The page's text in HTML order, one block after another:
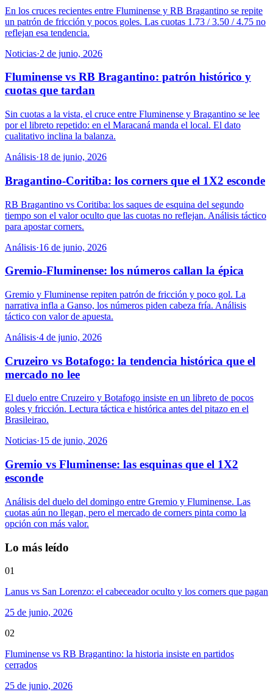
En los cruces recientes entre Fluminense y RB Bragantino se repite
un patrón de fricción y pocos goles. Las cuotas 1.73 / 3.50 / 4.75 no
reflejan esa tendencia.
Noticias·2 de junio, 2026
Fluminense vs RB Bragantino: patrón histórico y
cuotas que tardan
Sin cuotas a la vista, el cruce entre Fluminense y Bragantino se lee
por el libreto repetido: en el Maracaná manda el local. El dato
cualitativo inclina la balanza.
Análisis·18 de junio, 2026
Bragantino-Coritiba: los corners que el 1X2 esconde
RB Bragantino vs Coritiba: los saques de esquina del segundo
tiempo son el valor oculto que las cuotas no reflejan. Análisis táctico
para apostar corners.
Análisis·16 de junio, 2026
Gremio-Fluminense: los números callan la épica
Gremio y Fluminense repiten patrón de fricción y poco gol. La
narrativa infla a Ganso, los números piden cabeza fría. Análisis
táctico con valor de apuesta.
Análisis·4 de junio, 2026
Cruzeiro vs Botafogo: la tendencia histórica que el
mercado no lee
El duelo entre Cruzeiro y Botafogo insiste en un libreto de pocos
goles y fricción. Lectura táctica e histórica antes del pitazo en el
Brasileirao.
Noticias·15 de junio, 2026
Gremio vs Fluminense: las esquinas que el 1X2
esconde
Análisis del duelo del domingo entre Gremio y Fluminense. Las
cuotas aún no llegan, pero el mercado de corners pinta como la
opción con más valor.
Lo más leído
01
Lanus vs San Lorenzo: el cabeceador oculto y los corners que pagan
25 de junio, 2026
02
Fluminense vs RB Bragantino: la historia insiste en partidos
cerrados
25 de junio, 2026